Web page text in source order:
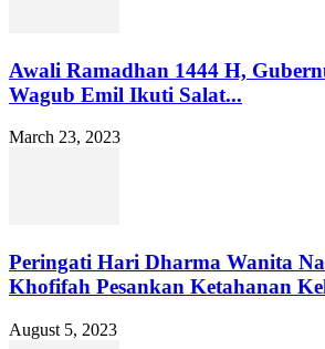
Awali Ramadhan 1444 H,
Wagub Emil Ikuti Salat...
March 23, 2023
Peringati Hari Dharma Wanita
Khofifah Pesankan Ketahanan
August 5, 2023